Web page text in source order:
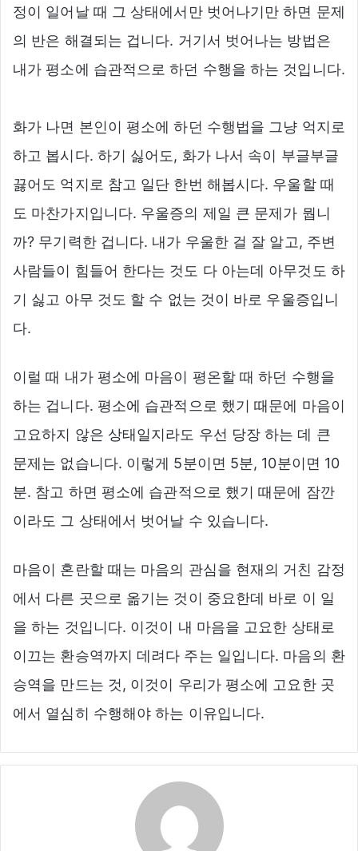
정이 일어날 때 그 상태에서만 벗어나기만 하면 문제
의 반은 해결되는 겁니다. 거기서 벗어나는 방법은
내가 평소에 습관적으로 하던 수행을 하는 것입니다.
화가 나면 본인이 평소에 하던 수행법을 그냥 억지로
하고 봅시다. 하기 싫어도, 화가 나서 속이 부글부글
끓어도 억지로 참고 일단 한번 해봅시다. 우울할 때
도 마찬가지입니다. 우울증의 제일 큰 문제가 뭡니
까? 무기력한 겁니다. 내가 우울한 걸 잘 알고, 주변
사람들이 힘들어 한다는 것도 다 아는데 아무것도 하
기 싫고 아무 것도 할 수 없는 것이 바로 우울증입니
다.
이럴 때 내가 평소에 마음이 평온할 때 하던 수행을
하는 겁니다. 평소에 습관적으로 했기 때문에 마음이
고요하지 않은 상태일지라도 우선 당장 하는 데 큰
문제는 없습니다. 이렇게 5분이면 5분, 10분이면 10
분. 참고 하면 평소에 습관적으로 했기 때문에 잠깐
이라도 그 상태에서 벗어날 수 있습니다.
마음이 혼란할 때는 마음의 관심을 현재의 거친 감정
에서 다른 곳으로 옮기는 것이 중요한데 바로 이 일
을 하는 것입니다. 이것이 내 마음을 고요한 상태로
이끄는 환승역까지 데려다 주는 일입니다. 마음의 환
승역을 만드는 것, 이것이 우리가 평소에 고요한 곳
에서 열심히 수행해야 하는 이유입니다.